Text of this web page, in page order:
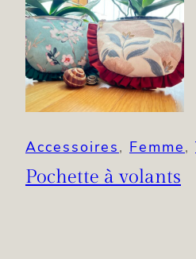
Accessoires, Femme,
Pochette à volants